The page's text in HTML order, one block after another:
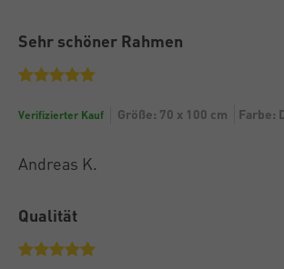
Sehr schöner Rahmen
Verifizierter Kauf Größe: 70 x 100 cm Farbe:
Andreas K.
Qualität